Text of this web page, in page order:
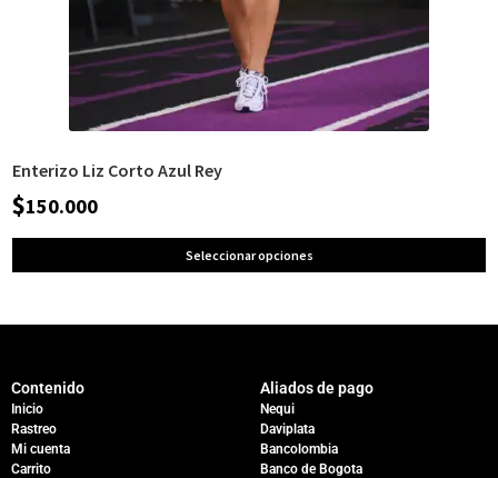
Enterizo Liz Corto Azul Rey
$150.000
Seleccionar opciones
Contenido
Inicio
Rastreo
Mi cuenta
Carrito
Aliados de pago
Nequi
Daviplata
Bancolombia
Banco de Bogota